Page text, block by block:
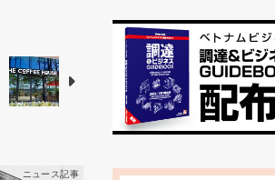
ニュース記事